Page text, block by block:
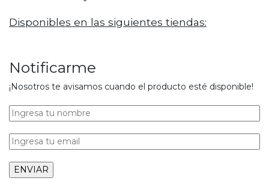
Disponibles en las siguientes tiendas:
Notificarme
¡Nosotros te avisamos cuando el producto esté disponible!